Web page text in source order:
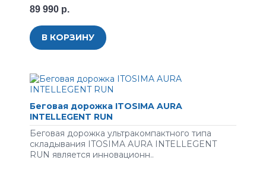
89 990 р.
В КОРЗИНУ
Беговая дорожка ITOSIMA AURA
INTELLEGENT RUN
Беговая дорожка ультракомпактного типа
складывания ITOSIMA AURA INTELLEGENT
RUN является инновационн..